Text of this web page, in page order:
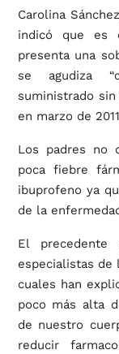
Carolina
indicó que es
presenta una
se agudiza
suministrado
en marzo de
Los padres no
poca fiebre
ibuprofeno ya
de la
El
especialistas de
cuales han
poco más alta
de nuestro
reducir